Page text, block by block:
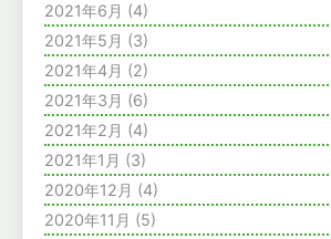
2021年6月 (4)
2021年5月 (3)
2021年4月 (2)
2021年3月 (6)
2021年2月 (4)
2021年1月 (3)
2020年12月 (4)
2020年11月 (5)